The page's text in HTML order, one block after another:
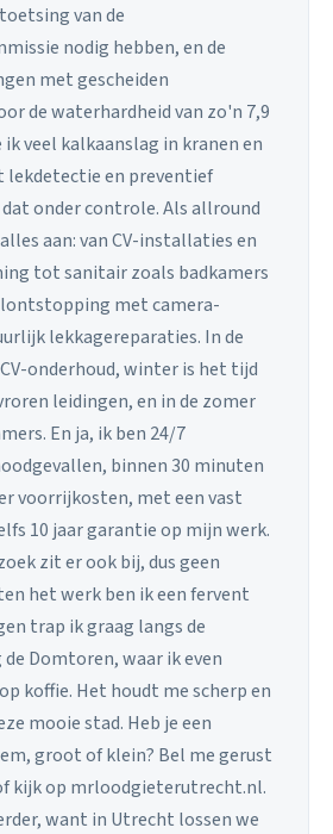
van de
nodig hebben, en de
met gescheiden
de waterhardheid van zo'n 7,9
veel kalkaanslag in kranen en
lekdetectie en preventief
onder controle. Als allround
aan: van CV-installaties en
tot sanitair zoals badkamers
met camera-
lekkagereparaties. In de
onderhoud, winter is het tijd
leidingen, en in de zomer
En ja, ik ben 24/7
binnen 30 minuten
voorrijkosten, met een vast
10 jaar garantie op mijn werk.
zit er ook bij, dus geen
het werk ben ik een fervent
trap ik graag langs de
Domtoren, waar ik even
koffie. Het houdt me scherp en
mooie stad. Heb je een
groot of klein? Bel me gerust
kijk op mrloodgieterutrecht.nl.
want in Utrecht lossen we